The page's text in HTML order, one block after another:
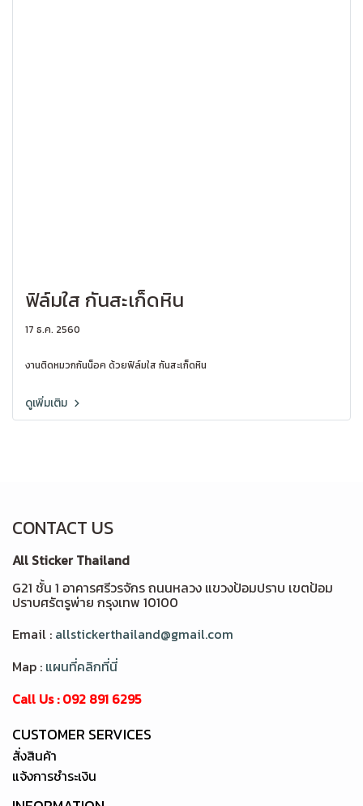
ฟิล์มใส กันสะเก็ดหิน
17 ธ.ค. 2560
งานติดหมวกกันน็อค ด้วยฟิล์มใส กันสะเก็ดหิน
ดูเพิ่มเติม
CONTACT US
All Sticker Thailand
G21 ชั้น 1 อาคารศรีวรจักร ถนนหลวง แขวงป้อมปราบ เขตป้อม
ปราบศรัตรูพ่าย กรุงเทพ 10100
Email : allstickerthailand@gmail.com
Map : แผนที่คลิกที่นี่
Call Us : 092 891 6295
CUSTOMER SERVICES
สั่งสินค้า
แจ้งการชำระเงิน